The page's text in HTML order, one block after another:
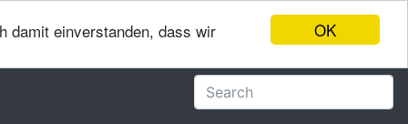
OK
damit einverstanden, dass wir